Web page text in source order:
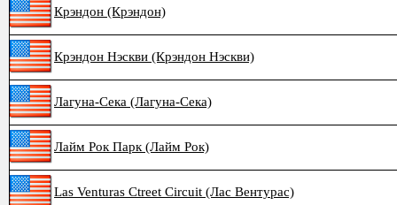
Крэндон (Крэндон)
Крэндон Нэскви (Крэндон Нэскви)
Лагуна-Сека (Лагуна-Сека)
Лайм Рок Парк (Лайм Рок)
Las Venturas Ctreet Circuit (Лас Вентурас)